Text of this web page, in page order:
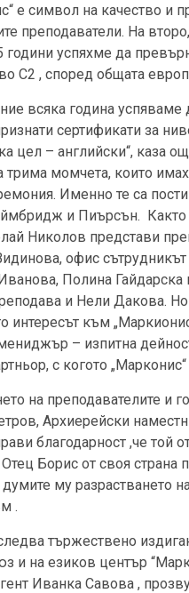
е символ на качество и
преподаватели. На
години успяхме да
С2 , според общата
всяка година
сертификати за
цел – английски“, каза
трима момчета, които
Именно те са
и Пиърсън. Както
Николов представи
офис
Полина Гайдарска
и Нели Дакова.
интересът към
– изпитна
с когото
на преподавателите и
Архиерейски
благодарност ,че той
Отец Борис от своя
му разрастването
.
тържествено
и на езиков център
Иванка Савова ,